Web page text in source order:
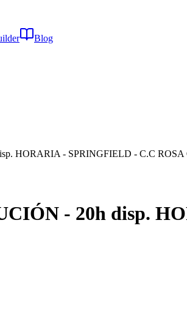
Blog
HORARIA - SPRINGFIELD - C.C
- 20h disp.